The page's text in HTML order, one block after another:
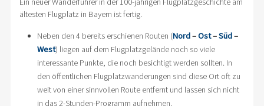
ältesten Flugplatz in Bayern ist fertig.
Neben den 4 bereits erschienen Routen (Nord–Ost–Süd–
West) liegen auf dem Flugplatzgelände noch so viele
interessante Punkte, die noch besichtigt werden sollten. In
den öffentlichen Flugplatzwanderungen sind diese Ort oft zu
weit von einer sinnvollen Route entfernt und lassen sich nicht
in das 2-Stunden-Programm aufnehmen.